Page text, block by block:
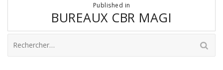
l’article
Published in
BUREAUX CBR MAGI